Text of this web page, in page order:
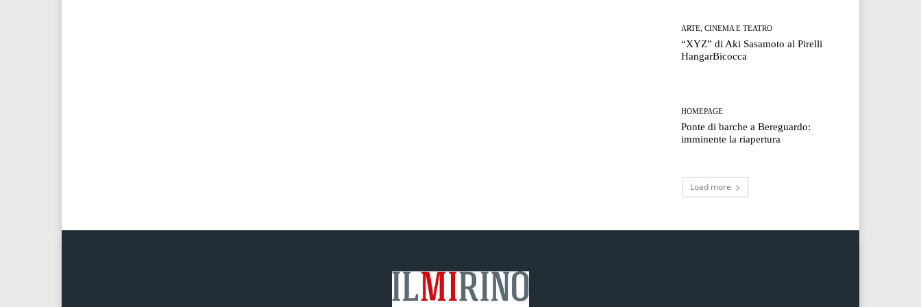
ARTE, CINEMA E TEATRO
“XYZ” di Aki Sasamoto al Pirelli
HangarBicocca
HOMEPAGE
Ponte di barche a Bereguardo:
imminente la riapertura
Load more